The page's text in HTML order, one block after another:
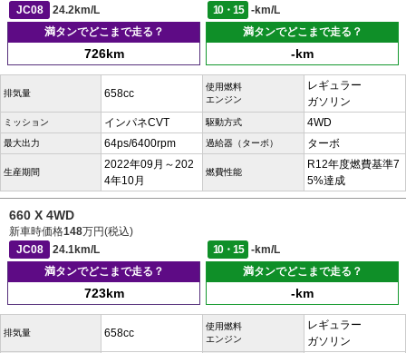
JC08
24.2km/L 10・15
-km/L
満タンでどこまで走る？
726km
満タンでどこまで走る？
-km
排気量 658cc
使用燃料
エンジン
レギュラー
ガソリン
ミッション インパネCVT 駆動方式 4WD
最大出力 64ps/6400rpm 過給器（ターボ） ターボ
生産期間
2022年09月～202
4年10月
燃費性能
R12年度燃費基準7
5%達成
660 X 4WD
新車時価格148万円(税込)
JC08
24.1km/L 10・15
-km/L
満タンでどこまで走る？
723km
満タンでどこまで走る？
-km
排気量 658cc
使用燃料
エンジン
レギュラー
ガソリン